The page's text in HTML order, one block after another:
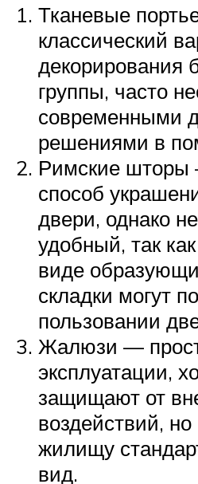
Тканевые
классический
декорирования
группы, часто
современными
решениями в
Римские шторы
способ
двери, однако
удобный, так
виде
складки могут
пользовании
Жалюзи —
эксплуатации,
защищают от
воздействий,
жилищу
вид.